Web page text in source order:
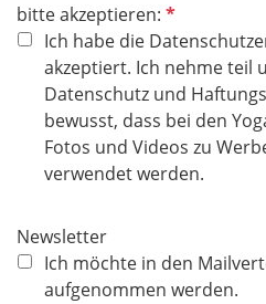
bitte akzeptieren: P
f
i
c
h
t
Ich habe die
akzeptiert. Ich nehme teil
Datenschutz und
bewusst, dass bei den
Fotos und Videos zu
verwendet werden.
Newsletter
Ich möchte in den
aufgenommen werden.